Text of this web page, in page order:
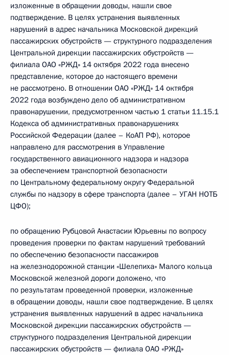
изложенные в обращении доводы, нашли свое
подтверждение. В целях устранения выявленных
нарушений в адрес начальника Московской дирекций
пассажирских обустройств — структурного подразделения
Центральной дирекции пассажирских обустройств —
филиала ОАО «РЖД» 14 октября 2022 года внесено
представление, которое до настоящего времени
не рассмотрено. В отношении ОАО «РЖД» 14 октября
2022 года возбуждено дело об административном
правонарушении, предусмотренном частью 1 статьи 11.15.1
Кодекса об административных правонарушениях
Российской Федерации (далее – КоАП РФ), которое
направлено для рассмотрения в Управление
государственного авиационного надзора и надзора
за обеспечением транспортной безопасности
по Центральному федеральному округу Федеральной
службы по надзору в сфере транспорта (далее – УГАН НОТБ
ЦФО);
по обращению Рубцовой Анастасии Юрьевны по вопросу
проведения проверки по фактам нарушений требований
по обеспечению безопасности пассажиров
на железнодорожной станции «Шелепиха» Малого кольца
Московской железной дороги доложено, что
по результатам проведенной проверки, изложенные
в обращении доводы, нашли свое подтверждение. В целях
устранения выявленных нарушений в адрес начальника
Московской дирекции пассажирских обустройств —
структурного подразделения Центральной дирекции
пассажирских обустройств — филиала ОАО «РЖД»